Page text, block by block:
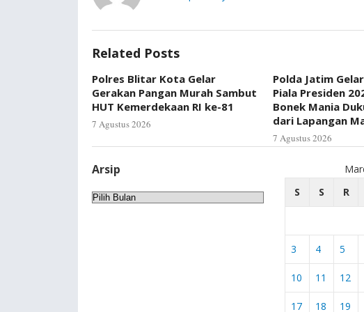
Related Posts
Polres Blitar Kota Gelar
Gerakan Pangan Murah Sambut
HUT Kemerdekaan RI ke-81
7 Agustus 2026
Polda Jatim
Piala Presiden
Bonek Mania
dari Lapangan
7 Agustus 2026
Arsip
Arsip
S
S R
3 4 5
10 11 12
17 18 19